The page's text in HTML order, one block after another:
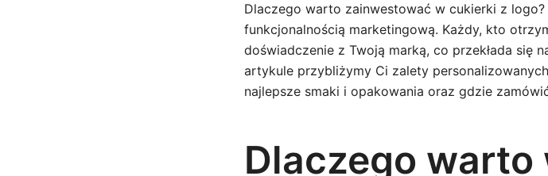
Dlaczego warto zainwestować w cukierki z
funkcjonalnością marketingową. Każdy, kto
doświadczenie z Twoją marką, co przekłada się
artykule przybliżymy Ci zalety
najlepsze smaki i opakowania oraz gdzie
Dlaczego warto